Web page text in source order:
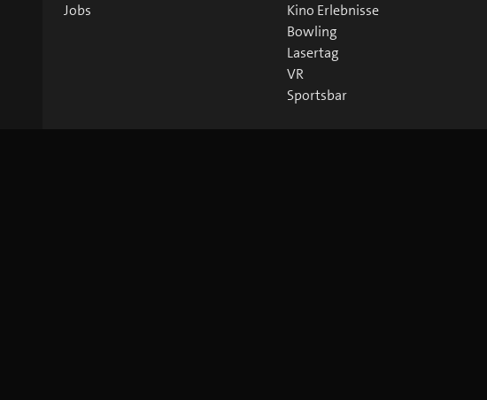
Jobs
Kino Erlebnisse
Bowling
Lasertag
VR
Sportsbar